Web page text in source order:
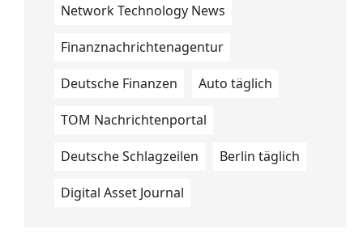
Network Technology News
Finanznachrichtenagentur
Deutsche Finanzen Auto täglich
TOM Nachrichtenportal
Deutsche Schlagzeilen Berlin täglich
Digital Asset Journal